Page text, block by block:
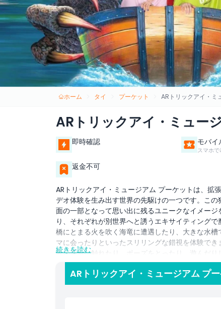
ホーム タイ プーケット ARトリックアイ・ミ
ARトリックアイ・ミュー
即時確認 モバイ
スマホで
返金不可
ARトリックアイ・ミュージアム プーケットは、拡
デオ体験を生み出す世界の先駆けの一つです。こ
面の一部となって思い出に残るユニークなイメー
り、それぞれが別世界へと誘うエキサイティング
橋にとまる火を吹く海竜に遭遇したり、大きな水
マに会ったりといったスリリングな錯視を体験で
者が展示に触れたり、ポーズをとったり、遊んだ
す。家族連れ、友人同士、一人旅の方にも理想的
ロジー、想像力を融合させた楽しく魅力的な体験
に手を動かして楽しめる冒険になっています。素
続きを読む
ARトリックアイ・ミュージアム プ